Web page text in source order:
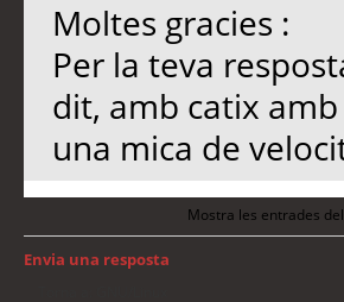
Moltes gracies :
Per la teva
dit, amb catix
una mica de
Mostra les entrades
Envia una resposta